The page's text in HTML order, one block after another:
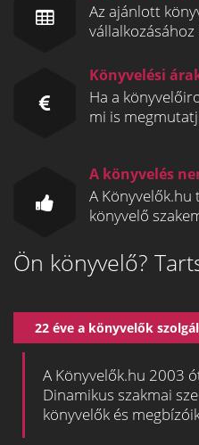
Az ajánlott
vállalkozásához
Könyvelési
Ha a
mi is
A könyvelés
A
könyvelő
Ön könyvelő?
22 éve a könyvelők
A Könyvelők.hu 2003
Dinamikus szakmai
könyvelők és